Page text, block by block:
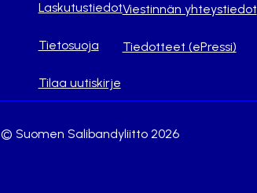
Laskutustiedot
Tietosuoja
Tilaa uutiskirje
Viestinnän yhteystiedot
Tiedotteet (ePressi)
© Suomen Salibandyliitto 2026